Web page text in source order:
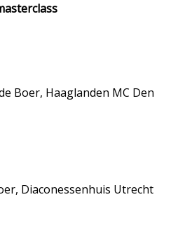
Boer, Haaglanden MC Den
Diaconessenhuis Utrecht